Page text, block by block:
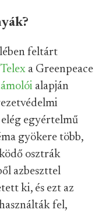
feltárt
Telex a Greenpeace
alapján
egyértelmű
gyökere több,
osztrák
azbeszttel
ki, és ezt az
fel,